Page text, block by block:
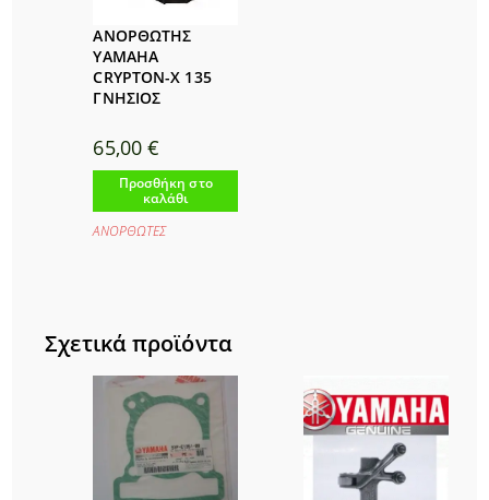
ΑΝΟΡΘΩΤΗΣ
YAMAHA
CRYPTON-X 135
ΓΝΗΣΙΟΣ
65,00€
Προσθήκη στο
καλάθι
ΑΝΟΡΘΩΤΕΣ
Σχετικά προϊόντα